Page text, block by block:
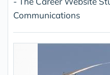
Communications